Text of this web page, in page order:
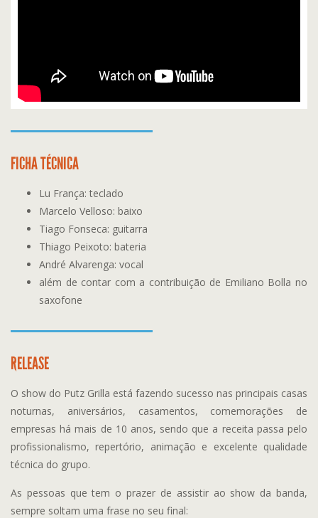
FICHA TÉCNICA
Lu França: teclado
Marcelo Velloso: baixo
Tiago Fonseca: guitarra
Thiago Peixoto: bateria
André Alvarenga: vocal
além de contar com a contribuição de Emiliano Bolla no
saxofone
RELEASE
O show do Putz Grilla está fazendo sucesso nas principais casas
noturnas, aniversários, casamentos, comemorações de
empresas há mais de 10 anos, sendo que a receita passa pelo
profissionalismo, repertório, animação e excelente qualidade
técnica do grupo.
As pessoas que tem o prazer de assistir ao show da banda,
sempre soltam uma frase no seu final: